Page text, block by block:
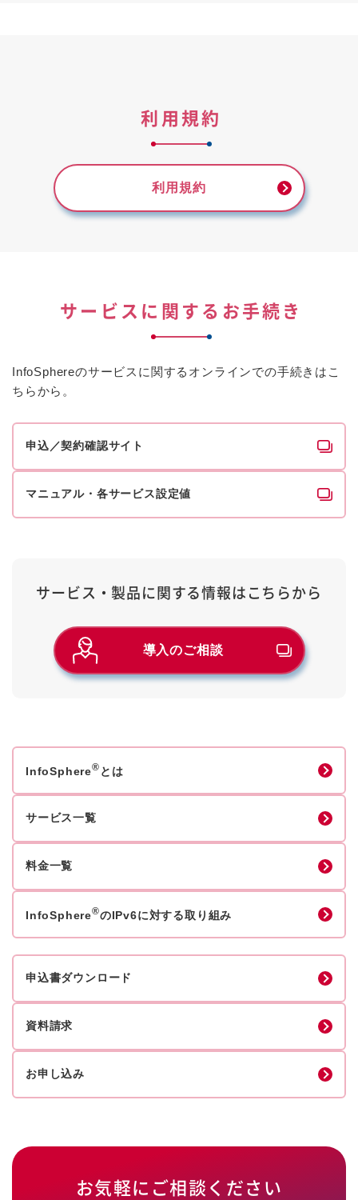
利用規約
利用規約
サービスに関するお手続き
InfoSphereのサービスに関するオンラインでの手続きはこ
ちらから。
申込／契約確認サイト
マニュアル・各サービス設定値
サービス・製品に関する情報はこちらから
導入のご相談
InfoSphere® とは
サービス一覧
料金一覧
InfoSphere®のIPv6に対する取り組み
申込書ダウンロード
資料請求
お申し込み
お気軽にご相談ください